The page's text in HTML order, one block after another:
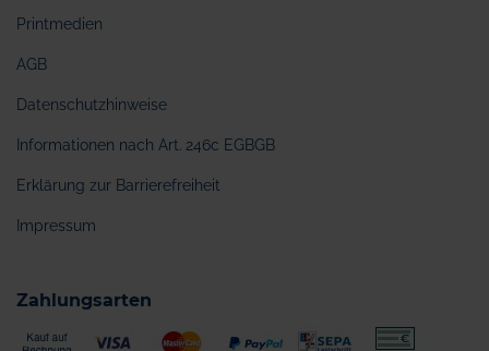
Printmedien
AGB
Datenschutzhinweise
Informationen nach Art. 246c EGBGB
Erklärung zur Barrierefreiheit
Impressum
Zahlungsarten